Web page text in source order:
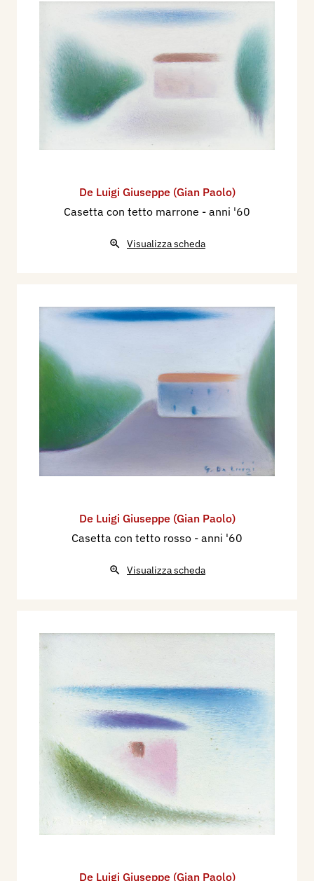
De Luigi Giuseppe (Gian Paolo)
Casetta con tetto marrone - anni '60
Visualizza scheda
De Luigi Giuseppe (Gian Paolo)
Casetta con tetto rosso - anni '60
Visualizza scheda
De Luigi Giuseppe (Gian Paolo)